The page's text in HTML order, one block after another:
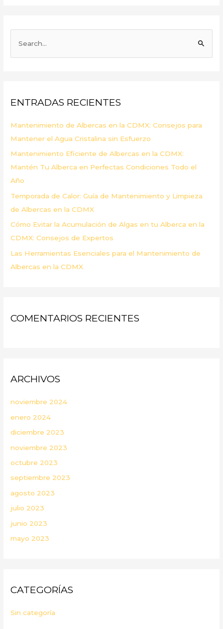
r
o
r
:
ENTRADAS RECIENTES
Mantenimiento de Albercas en la CDMX: Consejos para
Mantener el Agua Cristalina sin Esfuerzo
Mantenimiento Eficiente de Albercas en la CDMX:
Mantén Tu Alberca en Perfectas Condiciones Todo el
Año
Temporada de Calor: Guía de Mantenimiento y Limpieza
de Albercas en la CDMX
Cómo Evitar la Acumulación de Algas en tu Alberca en la
CDMX: Consejos de Expertos
Las Herramientas Esenciales para el Mantenimiento de
Albercas en la CDMX
COMENTARIOS RECIENTES
ARCHIVOS
noviembre 2024
enero 2024
diciembre 2023
noviembre 2023
octubre 2023
septiembre 2023
agosto 2023
julio 2023
junio 2023
mayo 2023
CATEGORÍAS
Sin categoría